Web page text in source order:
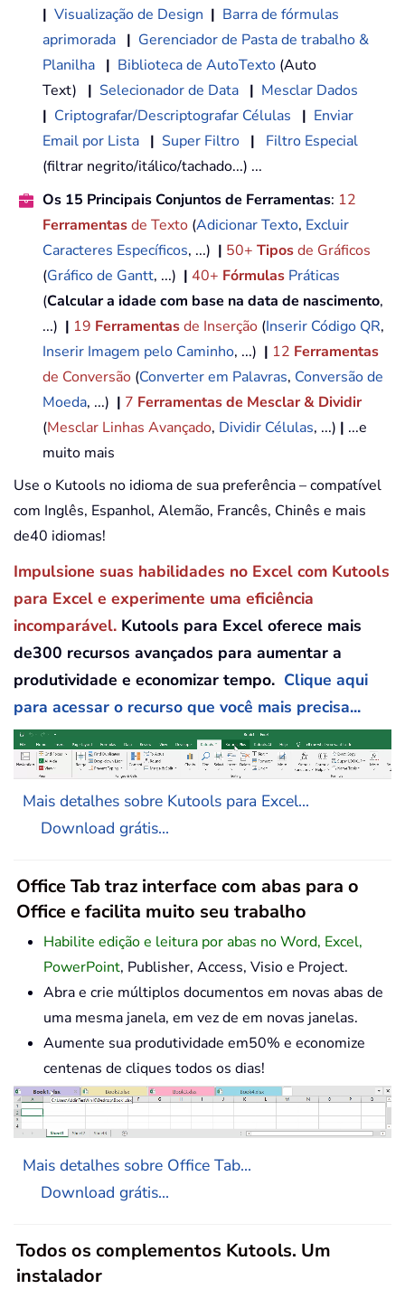
| Visualização de Design | Barra de fórmulas
aprimorada | Gerenciador de Pasta de trabalho &
Planilha | Biblioteca de AutoTexto (Auto
Text) | Selecionador de Data | Mesclar Dados
| Criptografar/Descriptografar Células | Enviar
Email por Lista | Super Filtro |
Filtro Especial
(filtrar negrito/itálico/tachado...) ...
Os 15 Principais Conjuntos de Ferramentas: 12
Ferramentasde Texto (Adicionar Texto, Excluir
Caracteres Específicos, ...) | 50+ Tiposde Gráficos
(Gráfico de Gantt, ...) | 40+ Fórmulas Práticas
(Calcular a idade com base na data de nascimento,
...) | 19 Ferramentasde Inserção (Inserir Código QR,
Inserir Imagem pelo Caminho, ...) | 12 Ferramentas
de Conversão (Converter em Palavras, Conversão de
Moeda, ...) | 7 Ferramentas de Mesclar & Dividir
(Mesclar Linhas Avançado, Dividir Células, ...) | ...e
muito mais
Use o Kutools no idioma de sua preferência – compatível
com Inglês, Espanhol, Alemão, Francês, Chinês e mais
de40 idiomas!
Impulsione suas habilidades no Excel com Kutools
para Excel e experimente uma eficiência
incomparável. Kutools para Excel oferece mais
de300 recursos avançados para aumentar a
produtividade e economizar tempo. Clique aqui
para acessar o recurso que você mais precisa...
Mais detalhes sobre Kutools para Excel...
Download grátis...
Office Tab traz interface com abas para o
Office e facilita muito seu trabalho
Habilite edição e leitura por abas no Word, Excel,
PowerPoint, Publisher, Access, Visio e Project.
Abra e crie múltiplos documentos em novas abas de
uma mesma janela, em vez de em novas janelas.
Aumente sua produtividade em50% e economize
centenas de cliques todos os dias!
Mais detalhes sobre Office Tab...
Download grátis...
Todos os complementos Kutools. Um
instalador